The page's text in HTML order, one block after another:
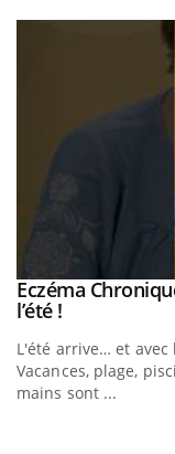
Youtube
Eczéma
l’été !Youtube
L'été arrive… et
Vacances, plage,
mains sont ...